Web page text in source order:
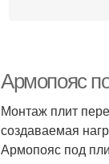
Армопояс
Монтаж плит
создаваемая
Армопояс под